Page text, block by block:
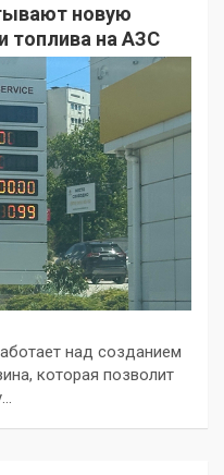
новую
топлива на АЗС
над созданием
которая позволит